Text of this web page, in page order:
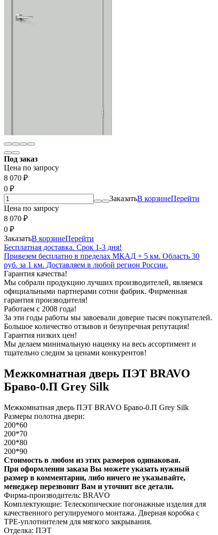
Под заказ
Цена по запросу
8 070 ₽
0 ₽
ЗаказатьВ корзинеПерейти
Цена по запросу
8 070 ₽
0 ₽
ЗаказатьВ корзинеПерейти
Бесплатная доставка. Срок 1-3 дня!
Привезем бесплатно в пределах МКАД + 5 км. Область 30
руб. за 1 км. Доставляем в любой регион России.
Гарантия качества!
Мы собрали продукцию лучших производителей, являемся
официальными партнерами сотни фабрик. Фирменная
гарантия производителя!
Работаем с 2008 года!
За эти годы работы мы завоевали доверие тысяч покупателей.
Большое количество отзывов и безупречная репутация!
Гарантия низких цен!
Мы делаем минимальную наценку на весь ассортимент и
тщательно следим за ценами конкурентов!
Межкомнатная дверь ПЭТ BRAVO
Браво-0.П Grey Silk
Межкомнатная дверь ПЭТ BRAVO Браво-0.П Grey Silk
Размеры полотна двери:
200*60
200*70
200*80
200*90
Стоимость в любом из этих размеров одинаковая.
При оформлении заказа Вы можете указать нужный
размер в комментарии, либо ничего не указывайте,
менеджер перезвонит Вам и уточнит все детали.
Фирма-производитель: BRAVO
Комплектующие: Телескопические погонажные изделия для
качественного регулируемого монтажа. Дверная коробка с
TPE-уплотнителем для мягкого закрывания.
Отделка: ПЭТ